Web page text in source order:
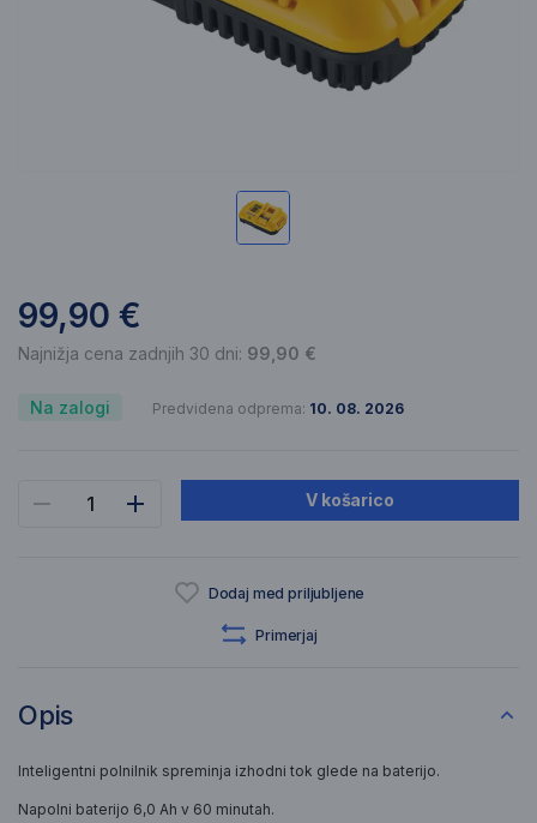
99,90 €
Najnižja cena zadnjih 30 dni: 99,90 €
Na zalogi Predvidena odprema: 10. 08. 2026
V košarico
Dodaj med priljubljene
Primerjaj
Opis
Inteligentni polnilnik spreminja izhodni tok glede na baterijo.
Napolni baterijo 6,0 Ah v 60 minutah.